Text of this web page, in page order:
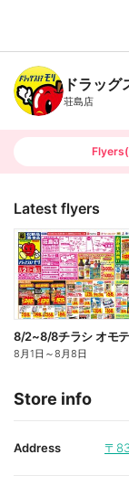
B
n
c
h
T
ドラッグ
荘島店
Flyers(
Latest flyers
8/2~8/8チラシ オモテ
8月1日 ～8月8日
Store info
Address 〒